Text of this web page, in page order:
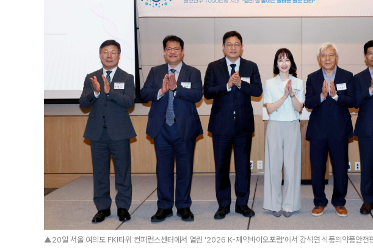
▲20일 서울 여의도 FKI타워 컨퍼런스센터에서 열린 ‘2026 K-제약바이오포럼’에서 강석연 식품의약품안전